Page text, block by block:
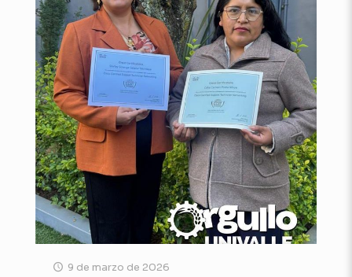
9 de marzo de 2026